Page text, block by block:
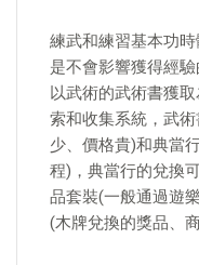
練武和練習基本功
是不會影響獲得經
以武術的武術書獲
索和收集系統，武
少、價格貴)和典當
程)，典當行的兌換
品套裝(一般通過遊
(木牌兌換的獎品、